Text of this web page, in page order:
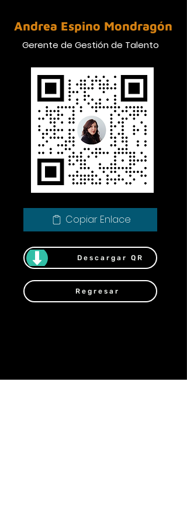
Andrea Espino Mondragón
Gerente de Gestión de Talento
Copiar Enlace
Descargar QR
Regresar